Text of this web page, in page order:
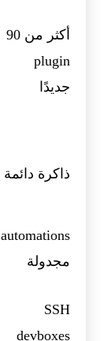
أكثر من 90
plugin
جديدًا
ذاكرة دائمة
automations
مجدولة
SSH
devboxes